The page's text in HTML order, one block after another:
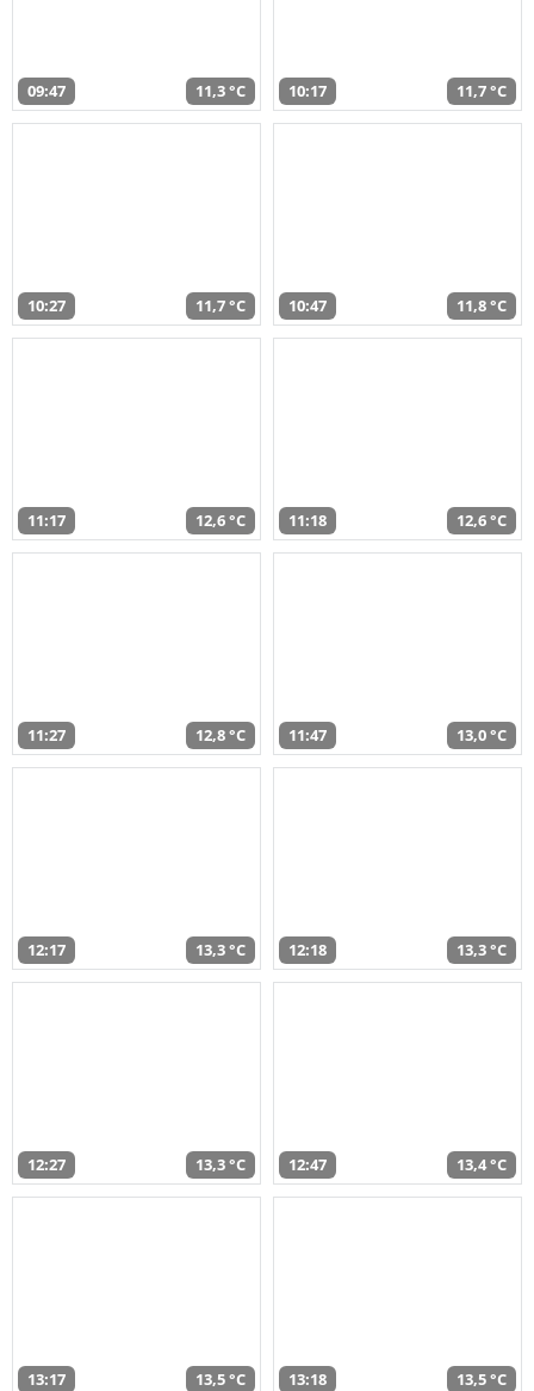
09:47 11,3 °C 10:17 11,7 °C
10:27 11,7 °C 10:47 11,8 °C
11:17 12,6 °C 11:18 12,6 °C
11:27 12,8 °C 11:47 13,0 °C
12:17 13,3 °C 12:18 13,3 °C
12:27 13,3 °C 12:47 13,4 °C
13:17 13,5 °C 13:18 13,5 °C